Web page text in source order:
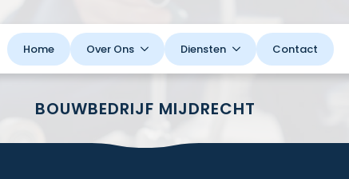
Home Over Ons Diensten Contact
BOUWBEDRIJF MIJDRECHT